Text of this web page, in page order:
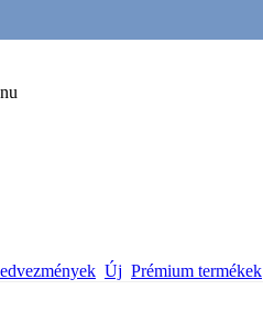
Új Prémium termékek